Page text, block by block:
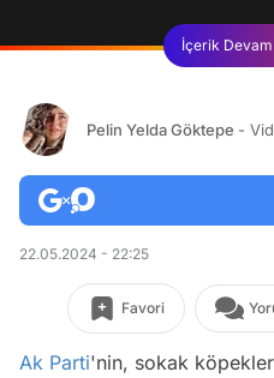
İçerik
Pelin Yelda Göktepe -
22.05.2024 - 22:25
Favori
Ak Parti'nin, sokak